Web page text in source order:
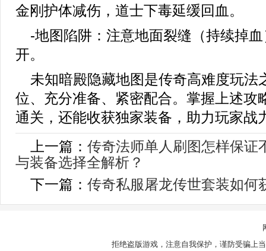
金刚护体减伤，道士下毒延缓回血。
-地图陷阱：注意地面裂缝（持续掉
开。
未知暗殿隐藏地图是传奇高难度玩法
位、充分准备、紧密配合。掌握上述攻
通关，还能收获独家装备，助力玩家战
上一篇： 传奇法师单人刷图怎样保证
与装备选择全解析？
下一篇： 传奇私服屠龙传世套装如何
拒绝盗版游戏，注意自我保护，谨防受骗上